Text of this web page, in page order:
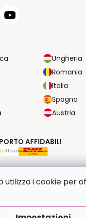
utilizza i cookie per
Ungheria
Romania
Italia
Spagna
Austria
AFFIDABILI
2026 Dipingilo.it . Tutti i diritti